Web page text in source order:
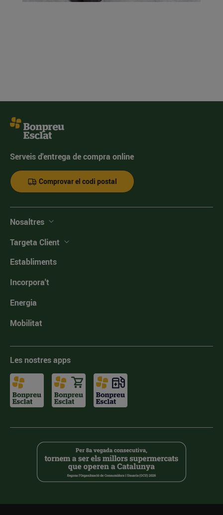
Serveis d'entrega de compra online
Comprovar el codi postal
Nosaltres
Targeta Client
Establiments
Incorpora't
Energia
Mobilitat
Les nostres apps